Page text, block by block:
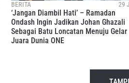
BERITA 29
‘Jangan Diambil Hati’ – Ramadan
Ondash Ingin Jadikan Johan Ghazali
Sebagai Batu Loncatan Menuju Gelar
Juara Dunia ONE